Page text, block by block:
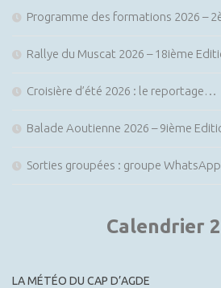
Programme des formations 2026 –
Rallye du Muscat 2026 – 18ième
Croisière d’été 2026 : le reportage…
Balade Aoutienne 2026 – 9ième
Sorties groupées : groupe WhatsApp
Calendrier
LA MÉTÉO DU CAP D’AGDE